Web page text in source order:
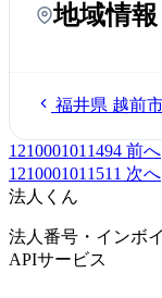
地域情報
福井県 越前
1210001011494 前へ
1210001011511 次へ
法人くん
法人番号・インボ
APIサービス